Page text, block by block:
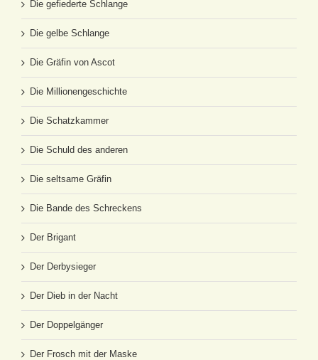
Die gefiederte Schlange
Die gelbe Schlange
Die Gräfin von Ascot
Die Millionengeschichte
Die Schatzkammer
Die Schuld des anderen
Die seltsame Gräfin
Die Bande des Schreckens
Der Brigant
Der Derbysieger
Der Dieb in der Nacht
Der Doppelgänger
Der Frosch mit der Maske